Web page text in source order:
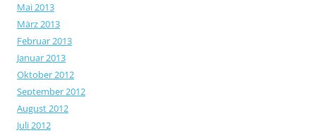
Mai 2013
März 2013
Februar 2013
Januar 2013
Oktober 2012
September 2012
August 2012
Juli 2012